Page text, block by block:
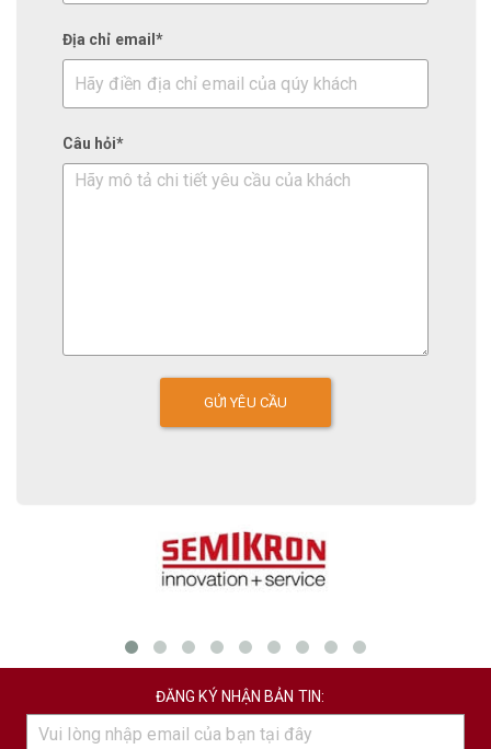
Địa chỉ email*
Câu hỏi*
ĐĂNG KÝ NHẬN BẢN TIN: